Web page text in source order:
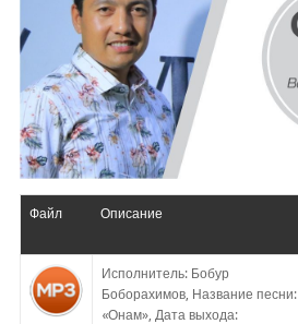
Файл Описание
Исполнитель: Бобур
Боборахимов, Название песни:
«Онам», Дата выхода: